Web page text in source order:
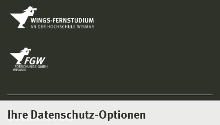
Ihre Datenschutz-Optionen
Social Media